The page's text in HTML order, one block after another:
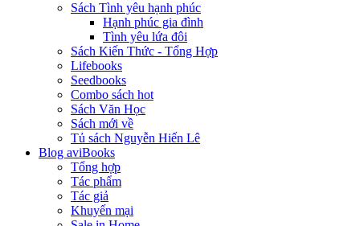
Sách Tình yêu hạnh phúc
Hạnh phúc gia đình
Tình yêu lứa đôi
Sách Kiến Thức - Tổng Hợp
Lifebooks
Seedbooks
Combo sách hot
Sách Văn Học
Sách mới về
Tủ sách Nguyễn Hiến Lê
Blog aviBooks
Tổng hợp
Tác phẩm
Tác giả
Khuyến mại